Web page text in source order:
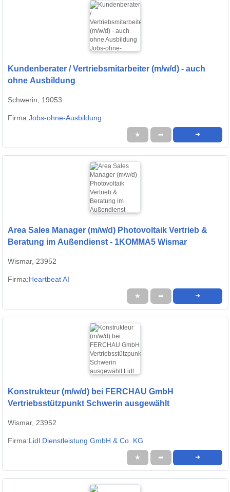
Kundenberater / Vertriebsmitarbeiter (m/w/d) - auch
ohne Ausbildung
Schwerin, 19053
Firma:Jobs-ohne-Ausbildung
★ ➦ ➜
Area Sales Manager (m/w/d) Photovoltaik Vertrieb &
Beratung im Außendienst - 1KOMMA5 Wismar
Wismar, 23952
Firma:Heartbeat AI
★ ➦ ➜
Konstrukteur (m/w/d) bei FERCHAU GmbH
Vertriebsstützpunkt Schwerin ausgewählt
Wismar, 23952
Firma:Lidl Dienstleistung GmbH & Co. KG
★ ➦ ➜